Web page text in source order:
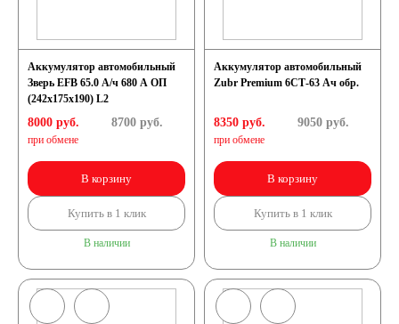
Аккумулятор автомобильный
Зверь EFB 65.0 А/ч 680 А ОП
(242x175x190) L2
8000 руб.
при обмене
8700руб.
В корзину
Купить в 1 клик
В наличии
Аккумулятор автомобильный
Zubr Premium 6СТ-63 Ач обр.
8350 руб.
при обмене
9050руб.
В корзину
Купить в 1 клик
В наличии